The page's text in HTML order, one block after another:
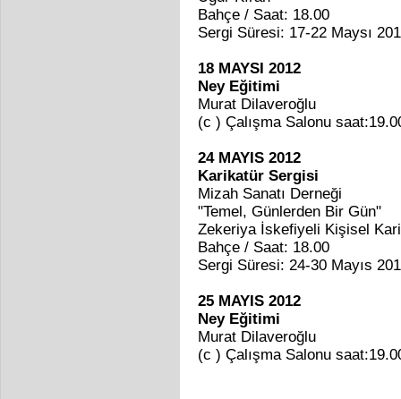
Bahçe / Saat: 18.00
Sergi Süresi: 17-22 Maysı
18 MAYSI 2012
Ney Eğitimi
Murat Dilaveroğlu
(c ) Çalışma Salonu
24 MAYIS 2012
Karikatür Sergisi
Mizah Sanatı Derneği
"Temel, Günlerden Bir Gün"
Zekeriya İskefiyeli Kişisel
Bahçe / Saat: 18.00
Sergi Süresi: 24-30 Mayıs
25 MAYIS 2012
Ney Eğitimi
Murat Dilaveroğlu
(c ) Çalışma Salonu